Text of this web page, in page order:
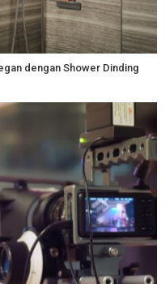
dengan Shower Dinding